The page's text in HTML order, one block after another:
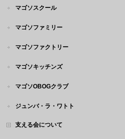
マゴソスクール
マゴソファミリー
マゴソファクトリー
マゴソキッチンズ
マゴソOBOGクラブ
ジュンバ・ラ・ワトト
支える会について